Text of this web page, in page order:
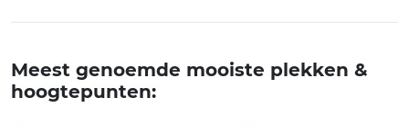
Meest genoemde mooiste plekken &
hoogtepunten: